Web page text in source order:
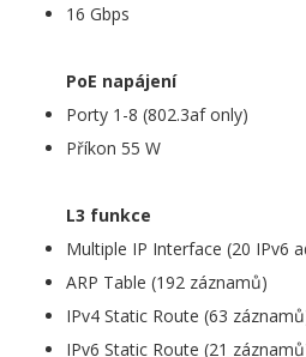
16 Gbps
PoE napájení
Porty 1-8 (802.3af only)
Příkon 55 W
L3 funkce
Multiple IP Interface (20 IPv6
ARP Table (192 záznamů)
IPv4 Static Route (63
IPv6 Static Route (21